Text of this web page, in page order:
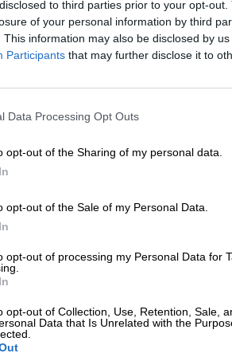
to third parties prior to your opt-
of your personal information by third
This information may also be disclosed by
Participants that may further disclose it to
Data Processing Opt Outs
opt-out of the Sharing of my personal data.
opt-out of the Sale of my Personal Data.
opt-out of processing my Personal Data for
opt-out of Collection, Use, Retention, Sale,
Data that Is Unrelated with the
* I prezzi sono comprensivi di IVA.
* I prezzi sono comprensivi di accisa
Gli appassionati di birra
ancora chi rimane perplesso
abbracciato dalla scena della
esportazione. Lo stile fu
nelle colonie avevano sete di
dell'epoca, come la birra
settimane, quindi si dovette
quantità di luppolo prolungano
hanno aumentati entrambi.
Oggi la durata di
le moderne IPA come
che combina con gusto gli
con Citra e Hallertau Mittel
amarezza. I gusti classici